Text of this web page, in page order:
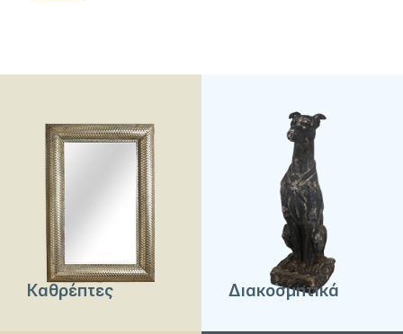
Καθρέπτες Διακοσμητικά